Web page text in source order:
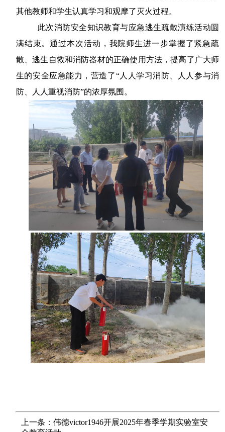
其他教师和学生认真学习和观摩了灭火过程。
此次消防安全知识教育与应急逃生疏散演练活动圆
满结束。通过本次活动，我院师生进一步掌握了紧急疏
散、逃生自救和消防器材的正确使用方法，提高了广大师
生的安全应急能力，营造了“人人学习消防、人人参与消
防、人人重视消防”的浓厚氛围。
上一条：伟德victor1946开展2025年春季学期实验室安